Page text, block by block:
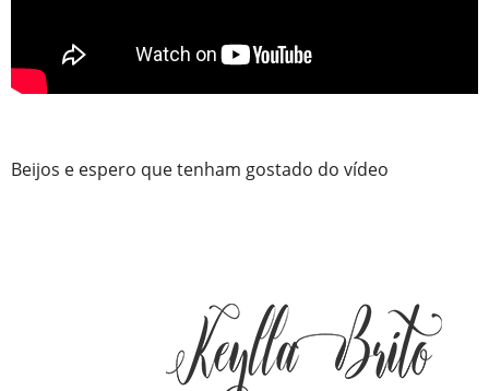
Beijos e espero que tenham gostado do vídeo